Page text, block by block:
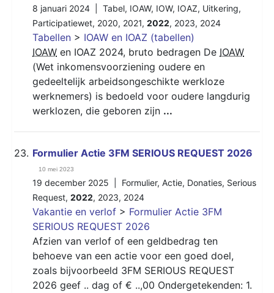
8 januari 2024 | Tabel, IOAW, IOW, IOAZ, Uitkering,
Participatiewet, 2020, 2021, 2022, 2023, 2024
Tabellen > IOAW en IOAZ (tabellen)
IOAW en IOAZ 2024, bruto bedragen De IOAW
(Wet inkomensvoorziening oudere en
gedeeltelijk arbeidsongeschikte werkloze
werknemers) is bedoeld voor oudere langdurig
werklozen, die geboren zijn ...
23. Formulier Actie 3FM SERIOUS REQUEST 2026
10 mei 2023
19 december 2025 | Formulier, Actie, Donaties, Serious
Request, 2022, 2023, 2024
Vakantie en verlof > Formulier Actie 3FM
SERIOUS REQUEST 2026
Afzien van verlof of een geldbedrag ten
behoeve van een actie voor een goed doel,
zoals bijvoorbeeld 3FM SERIOUS REQUEST
2026 geef .. dag of € ..,00 Ondergetekenden: 1.